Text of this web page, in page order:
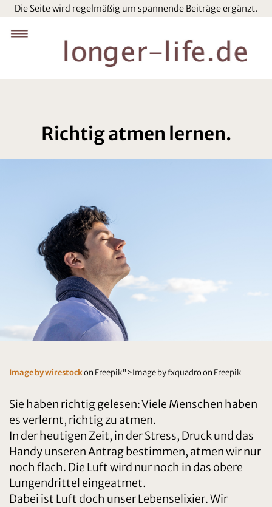
Die Seite wird regelmäßig um spannende Beiträge ergänzt.
Richtig atmen lernen.
Image by wirestockon Freepik">Image by fxquadro on Freepik
Sie haben richtig gelesen: Viele Menschen haben
es verlernt, richtig zu atmen.
In der heutigen Zeit, in der Stress, Druck und das
Handy unseren Antrag bestimmen, atmen wir nur
noch flach. Die Luft wird nur noch in das obere
Lungendrittel eingeatmet.
Dabei ist Luft doch unser Lebenselixier. Wir